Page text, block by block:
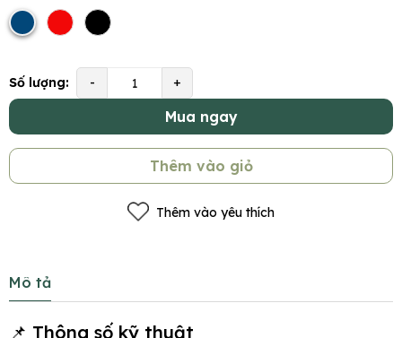
Số lượng: - +
Mua ngay
Thêm vào giỏ
Thêm vào yêu thích
Mô tả
📌 Thông số kỹ thuật